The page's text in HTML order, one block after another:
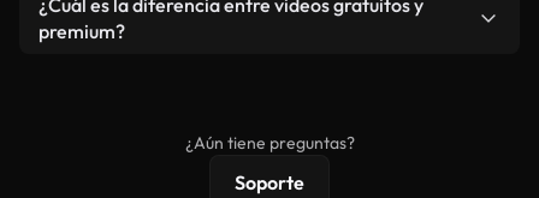
vídeos. Solo asegúrese de que el producto final no
¿Cuál es la diferencia entre videos gratuitos y
premium?
protecciones de licencia extendidas.
¿Aún tiene preguntas?
Soporte